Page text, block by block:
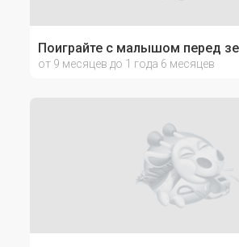
Поиграйте с малышом перед
от 9 месяцев до 1 года 6 месяцев